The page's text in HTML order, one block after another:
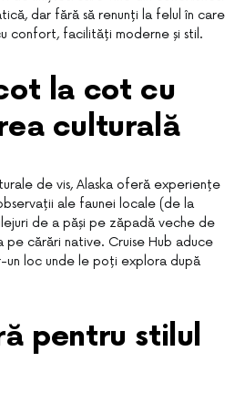
dar fără să renunți la felul în care
confort, facilități moderne și stil.
la cot cu
culturală
de vis, Alaska oferă experiențe
ale faunei locale (de la
de a păși pe zăpadă veche de
pe cărări native. Cruise Hub aduce
loc unde le poți explora după
pentru stilul